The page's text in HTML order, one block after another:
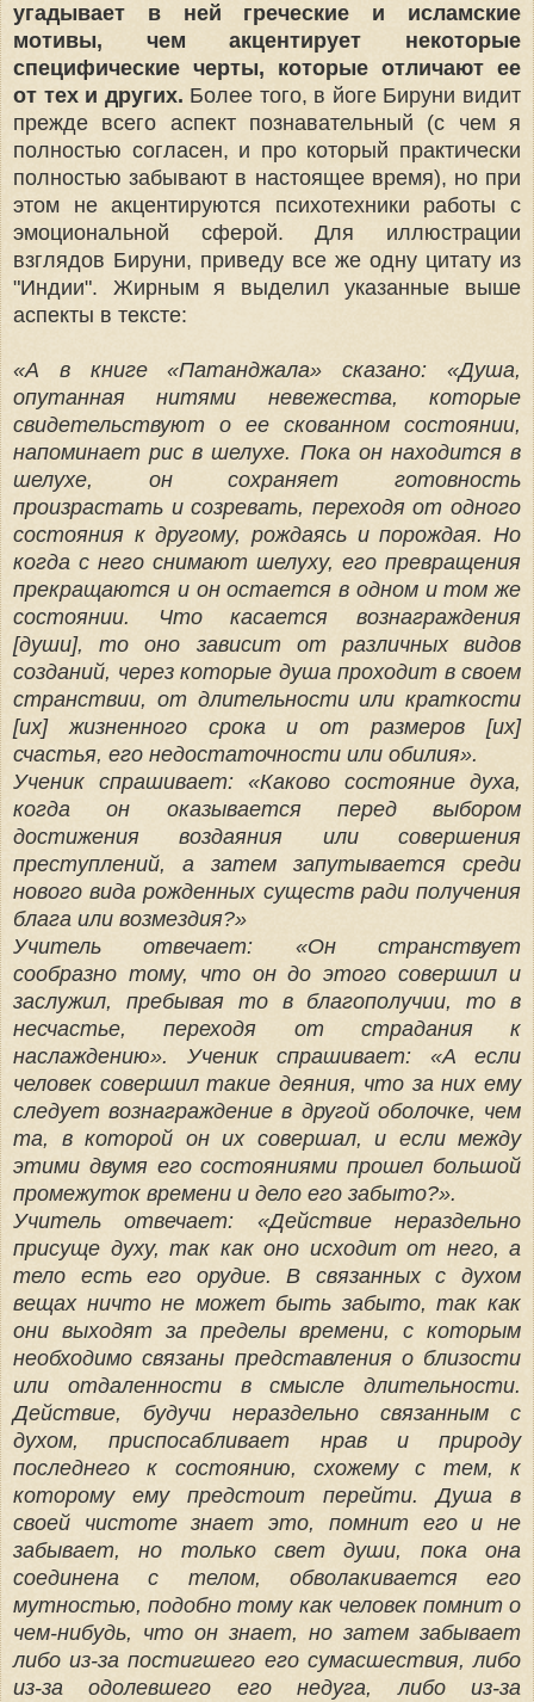
угадывает в ней греческие и исламские
мотивы, чем акцентирует некоторые
специфические черты, которые отличают ее
от тех и других. Более того, в йоге Бируни видит
прежде всего аспект познавательный (с чем я
полностью согласен, и про который практически
полностью забывают в настоящее время), но при
этом не акцентируются психотехники работы с
эмоциональной сферой. Для иллюстрации
взглядов Бируни, приведу все же одну цитату из
"Индии". Жирным я выделил указанные выше
аспекты в тексте:
«А в книге «Патанджала» сказано: «Душа,
опутанная нитями невежества, которые
свидетельствуют о ее скованном состоянии,
напоминает рис в шелухе. Пока он находится в
шелухе, он сохраняет готовность
произрастать и созревать, переходя от одного
состояния к другому, рождаясь и порождая. Но
когда с него снимают шелуху, его превращения
прекращаются и он остается в одном и том же
состоянии. Что касается вознаграждения
[души], то оно зависит от различных видов
созданий, через которые душа проходит в своем
странствии, от длительности или краткости
[их] жизненного срока и от размеров [их]
счастья, его недостаточности или обилия».
Ученик спрашивает: «Каково состояние духа,
когда он оказывается перед выбором
достижения воздаяния или совершения
преступлений, а затем запутывается среди
нового вида рожденных существ ради получения
блага или возмездия?»
Учитель отвечает: «Он странствует
сообразно тому, что он до этого совершил и
заслужил, пребывая то в благополучии, то в
несчастье, переходя от страдания к
наслаждению». Ученик спрашивает: «А если
человек совершил такие деяния, что за них ему
следует вознаграждение в другой оболочке, чем
та, в которой он их совершал, и если между
этими двумя его состояниями про­шел большой
промежуток времени и дело его забыто?».
Учитель отвечает: «Действие нераздельно
присуще духу, так как оно исходит от него, а
тело есть его орудие. В связанных с духом
вещах ничто не может быть забыто, так как
они выходят за пределы времени, с которым
необходимо связаны представления о близости
или отдаленности в смысле длительности.
Действие, будучи нераздельно связанным с
духом, приспосабливает нрав и природу
последнего к состоянию, схожему с тем, к
которому ему предстоит перейти. Душа в
своей чистоте знает это, помнит его и не
забывает, но только свет души, пока она
соединена с телом, обволакивается его
мутностью, подобно тому как человек помнит о
чем-нибудь, что он знает, но затем забывает
либо из-за постигшего его сумасшествия, либо
из-за одолевшего его недуга, либо из-за